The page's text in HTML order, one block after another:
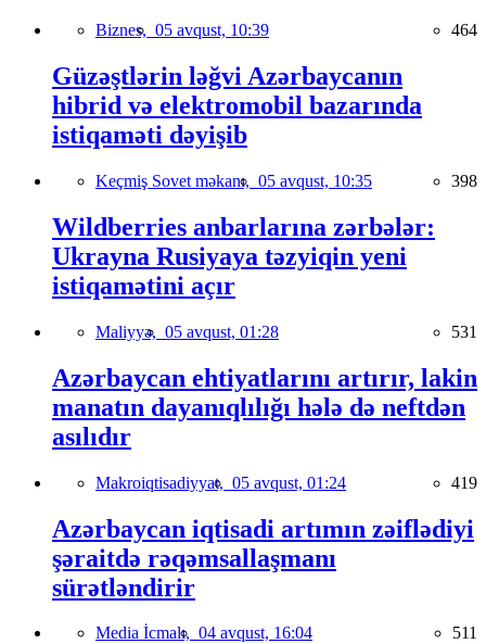
Biznes, 05 avqust, 10:39 464
Güzəştlərin ləğvi Azərbaycanın
hibrid və elektromobil bazarında
istiqaməti dəyişib
Keçmiş Sovet məkanı, 05 avqust, 10:35 398
Wildberries anbarlarına zərbələr:
Ukrayna Rusiyaya təzyiqin yeni
istiqamətini açır
Maliyyə, 05 avqust, 01:28 531
Azərbaycan ehtiyatlarını artırır, lakin
manatın dayanıqlılığı hələ də neftdən
asılıdır
Makroiqtisadiyyat, 05 avqust, 01:24 419
Azərbaycan iqtisadi artımın zəiflədiyi
şəraitdə rəqəmsallaşmanı
sürətləndirir
Media İcmalı, 04 avqust, 16:04 511